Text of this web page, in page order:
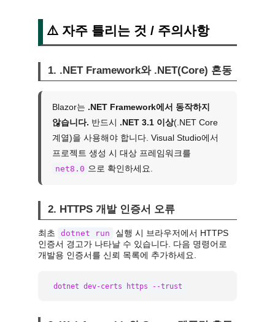
⚠️ 자주 틀리는 것 / 주의사항
1. .NET Framework와 .NET(Core) 혼동
Blazor는 .NET Framework에서 동작하지
않습니다. 반드시 .NET 3.1 이상(.NET Core
계열)을 사용해야 합니다. Visual Studio에서
프로젝트 생성 시 대상 프레임워크를
net8.0 으로 확인하세요.
2. HTTPS 개발 인증서 오류
최초 dotnet run
실행 시 브라우저에서 HTTPS
인증서 경고가 나타날 수 있습니다. 다음 명령어로
개발용 인증서를 신뢰 목록에 추가하세요.
dotnet dev-certs https --trust